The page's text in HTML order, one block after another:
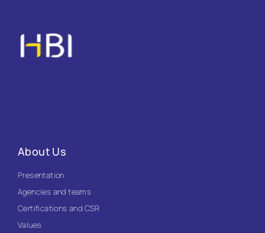
About Us
Presentation
Agencies and teams
Certifications and CSR
Values